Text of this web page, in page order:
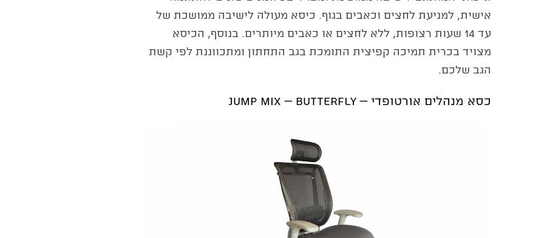
אישית, למניעת לחצים וכאבים בגוף. כיסא מעולה לישיבה ממושכת של
עד 14 שעות רצופות, ללא לחצים או כאבים מיותרים. בנוסף, הכיסא
מצויד בכרית תמיכה קפיצית התומכת בגב התחתון ומתכווננת לפי קשת
הגב שלכם.
כסא מנהלים אורטופדי – Jump Mix – Butterfly